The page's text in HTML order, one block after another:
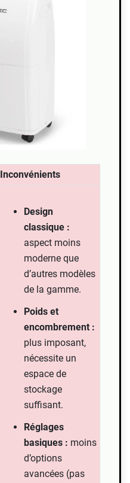
Inconvénients
Design
classique :
aspect moins
moderne que
d’autres modèles
de la gamme.
Poids et
encombrement :
plus imposant,
nécessite un
espace de
stockage
suffisant.
Réglages
basiques : moins
d’options
avancées (pas